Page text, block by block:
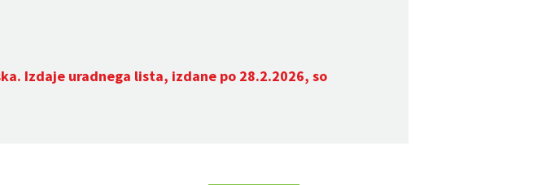
Izdaje uradnega lista, izdane po 28.2.2026, so